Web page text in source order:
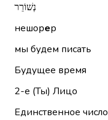
נְשׁוֹרֵר
нешорер
мы будем писать
Будущее время
2-е (Ты) Лицо
Единственное число